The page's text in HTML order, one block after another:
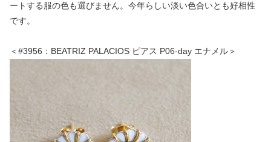
ートする服の色も選びません。今年らしい淡い色合いとも好相性
です。
＜#3956：BEATRIZ PALACIOS ピアス P06-day エナメル＞